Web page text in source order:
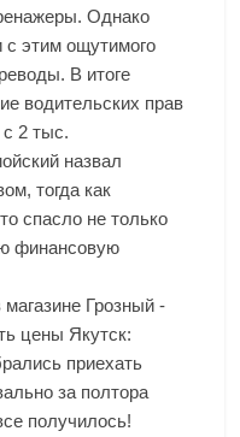
Однако
с этим ощутимого
В итоге
водительских прав
с 2 тыс.
назвал
тогда как
спасло не только
финансовую
Грозный -
цены Якутск:
приехать
за полтора
получилось!